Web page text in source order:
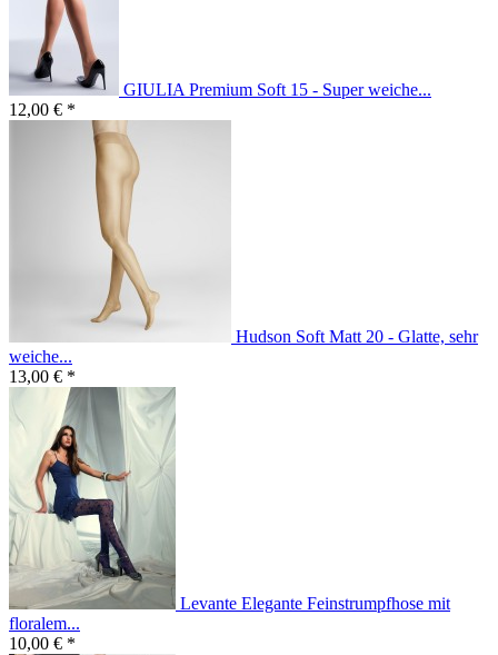
GIULIA Premium Soft 15 - Super weiche...
12,00 € *
Hudson Soft Matt 20 - Glatte, sehr
weiche...
13,00 € *
Levante Elegante Feinstrumpfhose mit
floralem...
10,00 € *